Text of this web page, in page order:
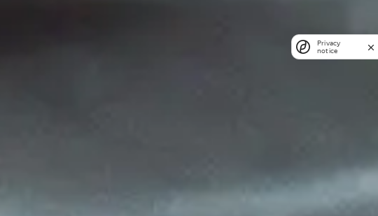
Privacy
notice